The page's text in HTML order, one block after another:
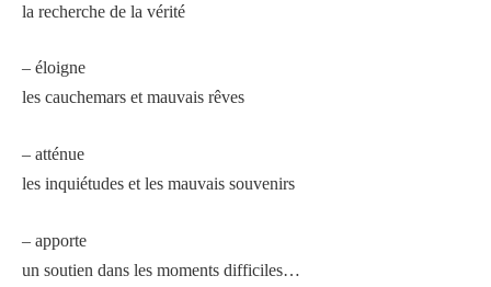
la recherche de la vérité
– éloigne
les cauchemars et mauvais rêves
– atténue
les inquiétudes et les mauvais souvenirs
– apporte
un soutien dans les moments difficiles…